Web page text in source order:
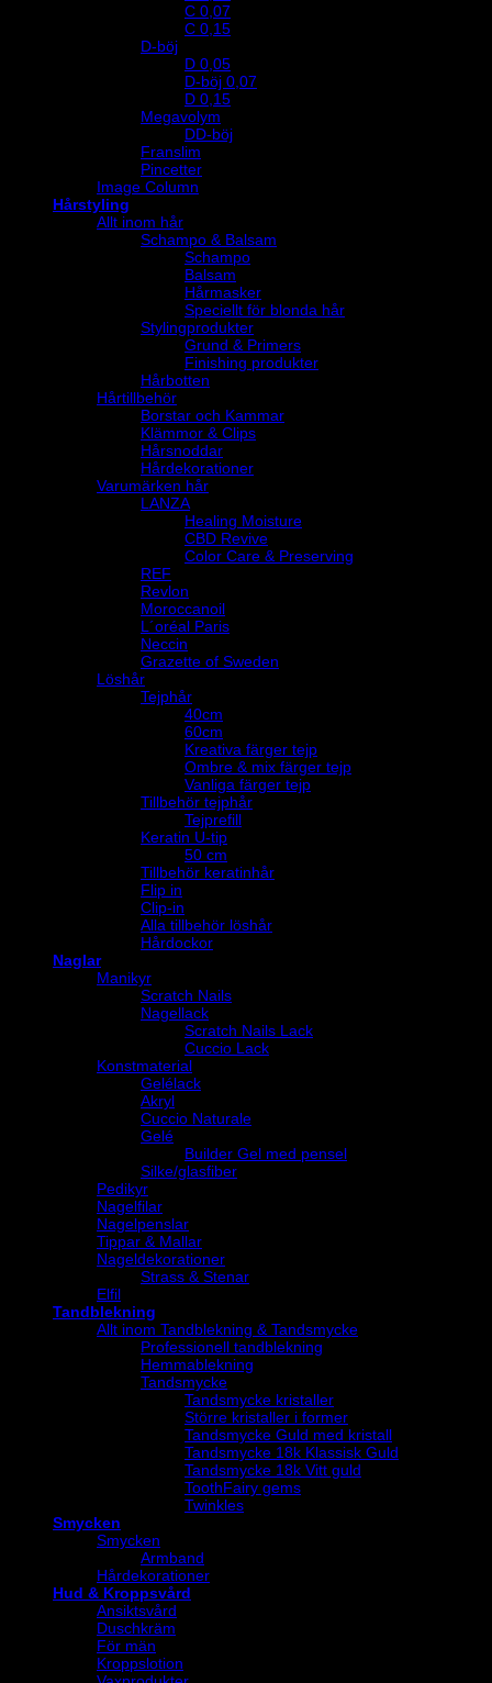
C 0,07
C 0,15
D-böj
D 0,05
D-böj 0,07
D 0,15
Megavolym
DD-böj
Franslim
Pincetter
Image Column
Hårstyling
Allt inom hår
Schampo & Balsam
Schampo
Balsam
Hårmasker
Speciellt för blonda hår
Stylingprodukter
Grund & Primers
Finishing produkter
Hårbotten
Hårtillbehör
Borstar och Kammar
Klämmor & Clips
Hårsnoddar
Hårdekorationer
Varumärken hår
LANZA
Healing Moisture
CBD Revive
Color Care & Preserving
REF
Revlon
Moroccanoil
L´oréal Paris
Neccin
Grazette of Sweden
Löshår
Tejphår
40cm
60cm
Kreativa färger tejp
Ombre & mix färger tejp
Vanliga färger tejp
Tillbehör tejphår
Tejprefill
Keratin U-tip
50 cm
Tillbehör keratinhår
Flip in
Clip-in
Alla tillbehör löshår
Hårdockor
Naglar
Manikyr
Scratch Nails
Nagellack
Scratch Nails Lack
Cuccio Lack
Konstmaterial
Gelélack
Akryl
Cuccio Naturale
Gelé
Builder Gel med pensel
Silke/glasfiber
Pedikyr
Nagelfilar
Nagelpenslar
Tippar & Mallar
Nageldekorationer
Strass & Stenar
Elfil
Tandblekning
Allt inom Tandblekning & Tandsmycke
Professionell tandblekning
Hemmablekning
Tandsmycke
Tandsmycke kristaller
Större kristaller i former
Tandsmycke Guld med kristall
Tandsmycke 18k Klassisk Guld
Tandsmycke 18k Vitt guld
ToothFairy gems
Twinkles
Smycken
Smycken
Armband
Hårdekorationer
Hud & Kroppsvård
Ansiktsvård
Duschkräm
För män
Kroppslotion